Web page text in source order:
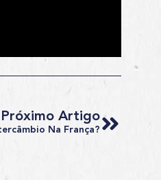
Próximo Artigo
Na França?